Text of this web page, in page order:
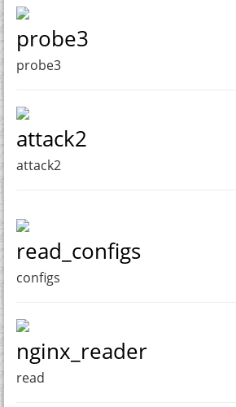
probe3
probe3
attack2
attack2
read_configs
configs
nginx_reader
read